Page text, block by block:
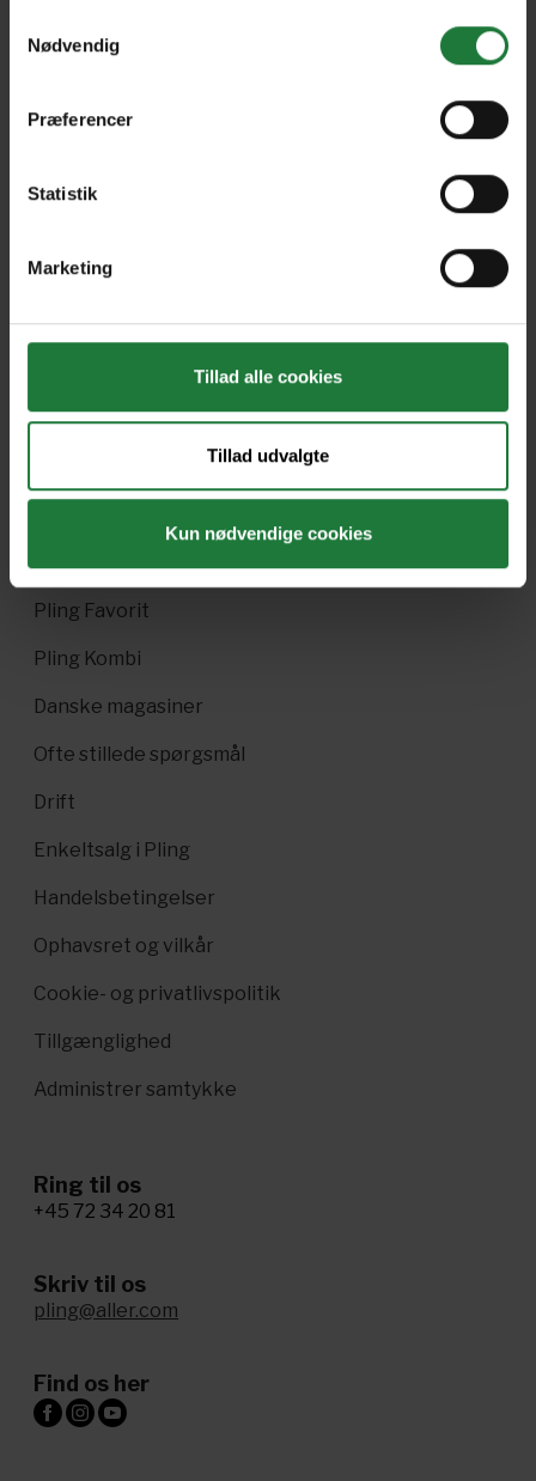
Nødvendig
Præferencer
Statistik
Marketing
Tillad alle cookies
Tillad udvalgte
Kun nødvendige cookies
Mars 2024
Octobre 2023
Forrige Næste
Pling Favorit
Pling Kombi
Danske magasiner
Ofte stillede spørgsmål
Drift
Enkeltsalg i Pling
Handelsbetingelser
Ophavsret og vilkår
Cookie- og privatlivspolitik
Tillgænglighed
Administrer samtykke
Ring til os
+45 72 34 20 81
Skriv til os
pling@aller.com
Find os her